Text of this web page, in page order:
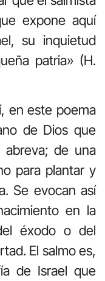
expone aquí
su inquietud
patria» (H.
en este poema
de Dios que
de una
para plantar y
Se evocan así
en la
éxodo o del
El salmo es,
de Israel que